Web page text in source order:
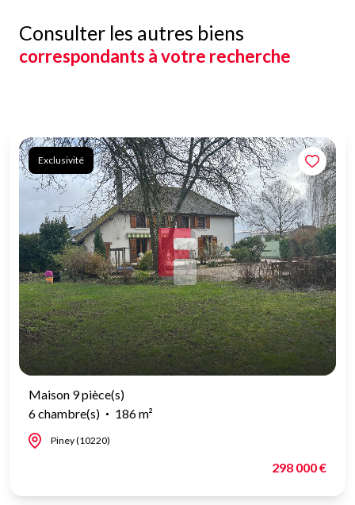
Consulter les autres biens
correspondants à votre recherche
Exclusivité
Maison 9 pièce(s)
6 chambre(s)
186 m²
Piney (10220)
298 000 €